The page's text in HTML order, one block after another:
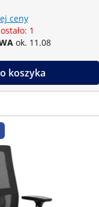
ceny
1
ok. 11.08
koszyka